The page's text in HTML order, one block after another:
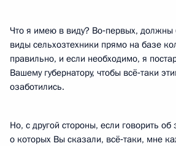
Что я имею в виду? Во‑первых,
виды сельхозтехники прямо на базе
правильно, и если необходимо, я
Вашему губернатору, чтобы всё‑таки
озаботились.
Но, с другой стороны, если говорить об
о которых Вы сказали, всё‑таки, мне